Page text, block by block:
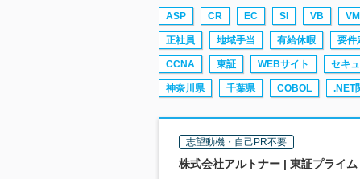
ASP CR EC SI VB
正社員 地域手当 有給休暇 要件
CCNA 東証 WEBサイト セキ
神奈川県 千葉県 COBOL .NET
志望動機・自己PR不要
株式会社アルトナー | 東証プライ